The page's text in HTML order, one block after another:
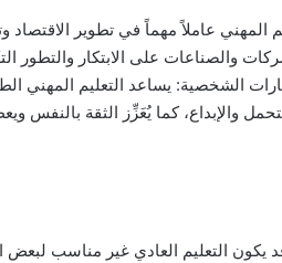
المهني عاملاً مهماً في تطوير
والصناعات على الابتكار والتطور
الشخصية: يساعد التعليم المهني
والإبداع، كما يُعَزِّز الثقة
التعليم العادي غير مناسب لبعض